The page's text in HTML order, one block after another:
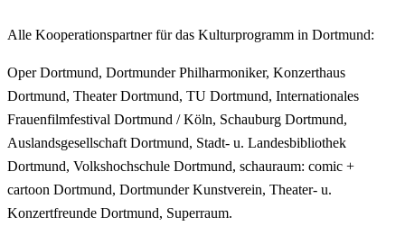
Alle Kooperationspartner für das Kulturprogramm in Dortmund:
Oper Dortmund, Dortmunder Philharmoniker, Konzerthaus
Dortmund, Theater Dortmund, TU Dortmund, Internationales
Frauenfilmfestival Dortmund / Köln, Schauburg Dortmund,
Auslandsgesellschaft Dortmund, Stadt- u. Landesbibliothek
Dortmund, Volkshochschule Dortmund, schauraum: comic +
cartoon Dortmund, Dortmunder Kunstverein, Theater- u.
Konzertfreunde Dortmund, Superraum.